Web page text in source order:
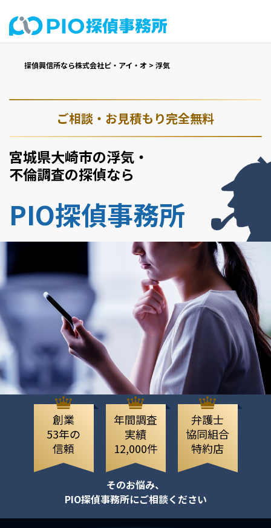
探偵興信所なら株式会社ピ・アイ・オ > 浮気
ご相談・お見積もり完全無料
宮城県大崎市の浮気・
不倫調査の探偵なら
PIO探偵事務所
創業
53年の
信頼
年間調査
実績
12,000件
弁護士
協同組合
特約店
そのお悩み、
PIO探偵事務所にご相談ください